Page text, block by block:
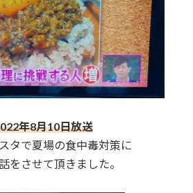
年8月10日放送
タで夏場の食中毒対策に
をさせて頂きました。